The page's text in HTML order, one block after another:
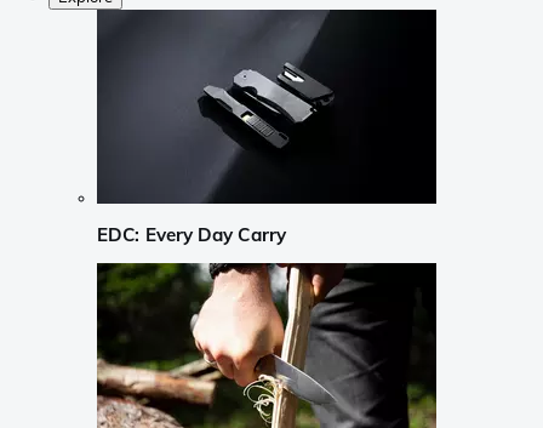
EDC: Every Day Carry